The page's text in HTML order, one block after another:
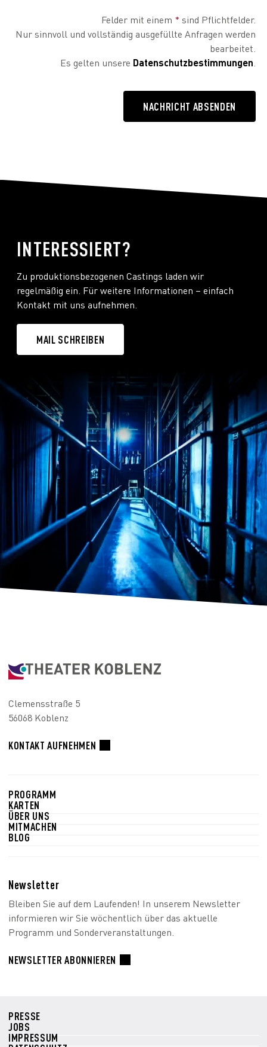
Felder mit einem * sind Pflichtfelder.
Nur sinnvoll und vollständig ausgefüllte Anfragen werden
bearbeitet.
Es gelten unsere Datenschutzbestimmungen
INTERESSIERT?
Zu produktionsbezogenen Castings laden wir
regelmäßig ein. Für weitere Informationen – einfach
Kontakt mit uns aufnehmen.
MAIL SCHREIBEN
Clemensstraße 5
56068 Koblenz
KONTAKT AUFNEHMEN
PROGRAMM
KARTEN
ÜBER UNS
MITMACHEN
BLOG
Newsletter
Bleiben Sie auf dem Laufenden! In unserem Newsletter
informieren wir Sie wöchentlich über das aktuelle
Programm und Sonderveranstaltungen.
NEWSLETTER ABONNIEREN
PRESSE
JOBS
IMPRESSUM